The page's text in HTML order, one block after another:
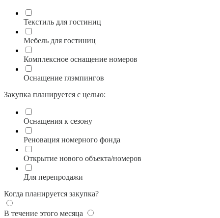
Текстиль для гостиниц
Мебель для гостиниц
Комплексное оснащение номеров
Оснащение глэмпингов
Закупка планируется с целью:
Оснащения к сезону
Реновация номерного фонда
Открытие нового объекта/номеров
Для перепродажи
Когда планируется закупка?
В течение этого месяца